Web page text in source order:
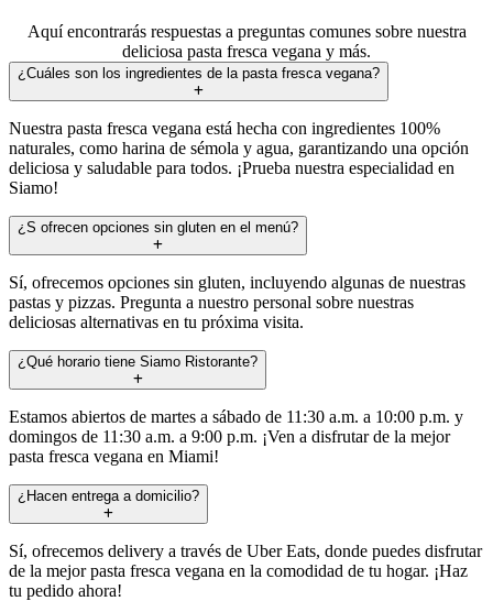
Aquí encontrarás respuestas a preguntas comunes sobre nuestra
deliciosa pasta fresca vegana y más.
¿Cuáles son los ingredientes de la pasta fresca vegana?
Nuestra pasta fresca vegana está hecha con ingredientes 100%
naturales, como harina de sémola y agua, garantizando una opción
deliciosa y saludable para todos. ¡Prueba nuestra especialidad en
Siamo!
¿S ofrecen opciones sin gluten en el menú?
Sí, ofrecemos opciones sin gluten, incluyendo algunas de nuestras
pastas y pizzas. Pregunta a nuestro personal sobre nuestras
deliciosas alternativas en tu próxima visita.
¿Qué horario tiene Siamo Ristorante?
Estamos abiertos de martes a sábado de 11:30 a.m. a 10:00 p.m. y
domingos de 11:30 a.m. a 9:00 p.m. ¡Ven a disfrutar de la mejor
pasta fresca vegana en Miami!
¿Hacen entrega a domicilio?
Sí, ofrecemos delivery a través de Uber Eats, donde puedes disfrutar
de la mejor pasta fresca vegana en la comodidad de tu hogar. ¡Haz
tu pedido ahora!